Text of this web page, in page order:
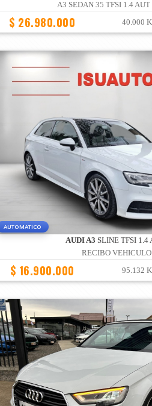
A3 SEDAN 35 TFSI 1.4
$ 26.980.000 40.000
AUTOMATICO
AUDI A3 SLINE TFSI 1.4
RECIBO VEHICULO
$ 16.900.000 95.132